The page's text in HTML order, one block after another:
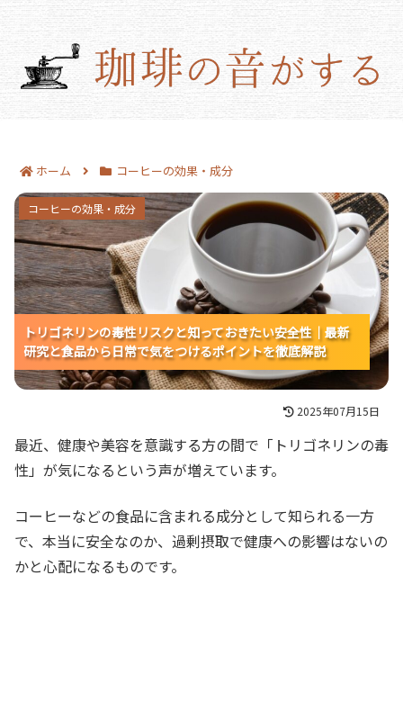
ホーム コーヒーの効果・成分
トリゴネリンの毒性リスクと知っておきたい安全性
｜最新研究と食品から日常で気をつけるポイントを
徹底解説
トリゴネリンの毒性リスクと知っておきたい安全性｜最新
研究と食品から日常で気をつけるポイントを徹底解説
トリゴネリンの毒性リスクと知っておきたい安全性｜最新
研究と食品から日常で気をつけるポイントを徹底解説
トリゴネリンの毒性リスクと知っておきたい安全性｜最新
研究と食品から日常で気をつけるポイントを徹底解説
コーヒーの効果・成分
2025年07月15日
最近、健康や美容を意識する方の間で「トリゴネリンの毒
性」が気になるという声が増えています。
コーヒーなどの食品に含まれる成分として知られる一方
で、本当に安全なのか、過剰摂取で健康への影響はないの
かと心配になるものです。